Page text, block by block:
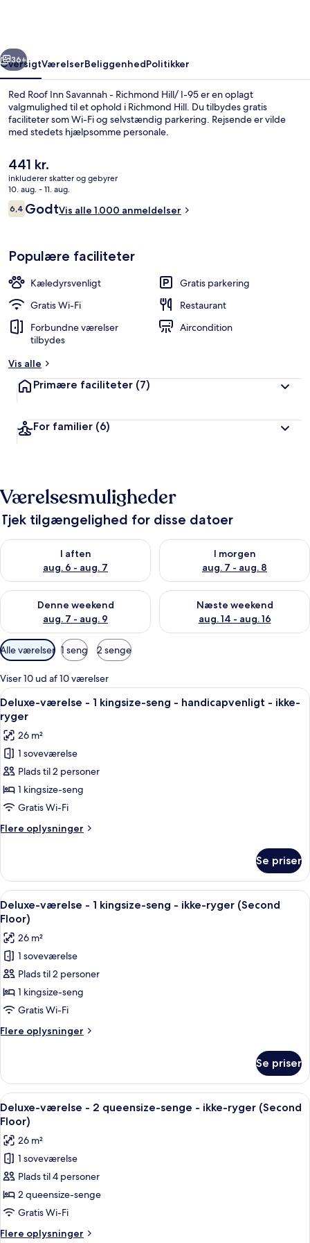
Hill/
I-
95
Udendørsområde
Næste
36+
OversigtVærelserBeliggenhedPolitikker
Red Roof Inn Savannah - Richmond Hill/ I-95 er en oplagt
valgmulighed til et ophold i Richmond Hill. Du tilbydes gratis
faciliteter som Wi-Fi og selvstændig parkering. Rejsende er vilde
med stedets hjælpsomme personale.
Den
nuværende
pris
er
441 kr.
441 kr.
inkluderer skatter og gebyrer
10. aug. - 11. aug.
Anmeldelser
6,46,4 ud af 10.
GodtVis alle 1.000 anmeldelser
Populære faciliteter
Kæledyrsvenligt
Gratis parkering
Gratis Wi-Fi
Restaurant
Forbundne værelser
tilbydes
Aircondition
Vis alle
Primære faciliteter (7)
For familier (6)
Værelsesmuligheder
Tjek tilgængelighed for disse datoer
I aften
aug. 6 - aug. 7
Tjek tilgængelighed for i aften aug. 6 - aug. 7
I morgen
aug. 7 - aug. 8
Tjek tilgængelighed for i
Denne weekend
aug. 7 - aug. 9
Tjek tilgængelighed for denne weekend aug. 7 - aug. 9
Næste weekend
aug. 14 - aug. 16
Tjek tilgængelighed for næste
Tilgængelige
filtre
for
værelser
Alle værelser 1 seng 2 senge
Viser 10 ud af 10 værelser
Indlæs
alle
billeder
af
Deluxe-
værelse
-
1
kingsize-
seng
handicapvenligt
ikke-
ryger
Et hotelværelse med seng,
4
Deluxe-værelse - 1 kingsize-seng - handicapvenligt - ikke-
ryger
26 m²
1 soveværelse
Plads til 2 personer
1 kingsize-seng
Gratis Wi-Fi
Flere oplysninger
Flere
værelse
1
kingsize-
handicapvenligt
ikke-
ryger
Se priser
Indlæs
alle
billeder
af
Deluxe-
værelse
-
1
kingsize-
seng
ikke-
ryger
(Second
Floor)
Et hotelværelse med seng,
5
Deluxe-værelse - 1 kingsize-seng - ikke-ryger (Second
Floor)
26 m²
1 soveværelse
Plads til 2 personer
1 kingsize-seng
Gratis Wi-Fi
Flere oplysninger
Flere
værelse
1
kingsize-
ikke-
ryger
(Second
Floor)
Se priser
Indlæs
alle
billeder
af
Deluxe-
værelse
-
2
queensize-
Et hotelværelse med to senge, en
5
Deluxe-værelse - 2 queensize-senge - ikke-ryger (Second
Floor)
26 m²
1 soveværelse
Plads til 4 personer
2 queensize-senge
Gratis Wi-Fi
Flere oplysninger
Flere